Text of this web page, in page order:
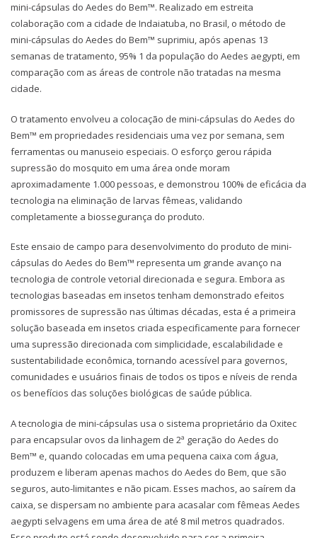
mini-cápsulas do Aedes do Bem™. Realizado em estreita
colaboração com a cidade de Indaiatuba, no Brasil, o método de
mini-cápsulas do Aedes do Bem™ suprimiu, após apenas 13
semanas de tratamento, 95% 1 da população do Aedes aegypti, em
comparação com as áreas de controle não tratadas na mesma
cidade.
O tratamento envolveu a colocação de mini-cápsulas do Aedes do
Bem™ em propriedades residenciais uma vez por semana, sem
ferramentas ou manuseio especiais. O esforço gerou rápida
supressão do mosquito em uma área onde moram
aproximadamente 1.000 pessoas, e demonstrou 100% de eficácia da
tecnologia na eliminação de larvas fêmeas, validando
completamente a biossegurança do produto.
Este ensaio de campo para desenvolvimento do produto de mini-
cápsulas do Aedes do Bem™ representa um grande avanço na
tecnologia de controle vetorial direcionada e segura. Embora as
tecnologias baseadas em insetos tenham demonstrado efeitos
promissores de supressão nas últimas décadas, esta é a primeira
solução baseada em insetos criada especificamente para fornecer
uma supressão direcionada com simplicidade, escalabilidade e
sustentabilidade econômica, tornando acessível para governos,
comunidades e usuários finais de todos os tipos e níveis de renda
os benefícios das soluções biológicas de saúde pública.
A tecnologia de mini-cápsulas usa o sistema proprietário da Oxitec
para encapsular ovos da linhagem de 2ª geração do Aedes do
Bem™ e, quando colocadas em uma pequena caixa com água,
produzem e liberam apenas machos do Aedes do Bem, que são
seguros, auto-limitantes e não picam. Esses machos, ao saírem da
caixa, se dispersam no ambiente para acasalar com fêmeas Aedes
aegypti selvagens em uma área de até 8 mil metros quadrados.